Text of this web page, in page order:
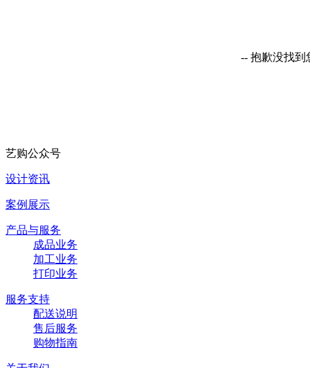
-- 抱歉没找到
艺购公众号
设计资讯
案例展示
产品与服务
成品业务
加工业务
打印业务
服务支持
配送说明
售后服务
购物指南